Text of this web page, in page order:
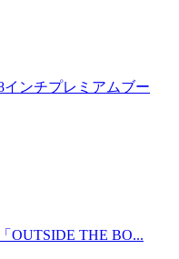
ンチプレミアムブー
OUTSIDE THE BO...